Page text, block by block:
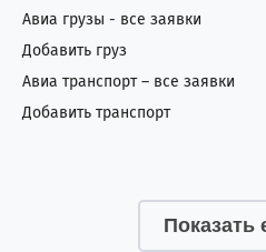
Авиа грузы - все заявки
Добавить груз
Авиа транспорт – все заявки
Добавить транспорт
Показать